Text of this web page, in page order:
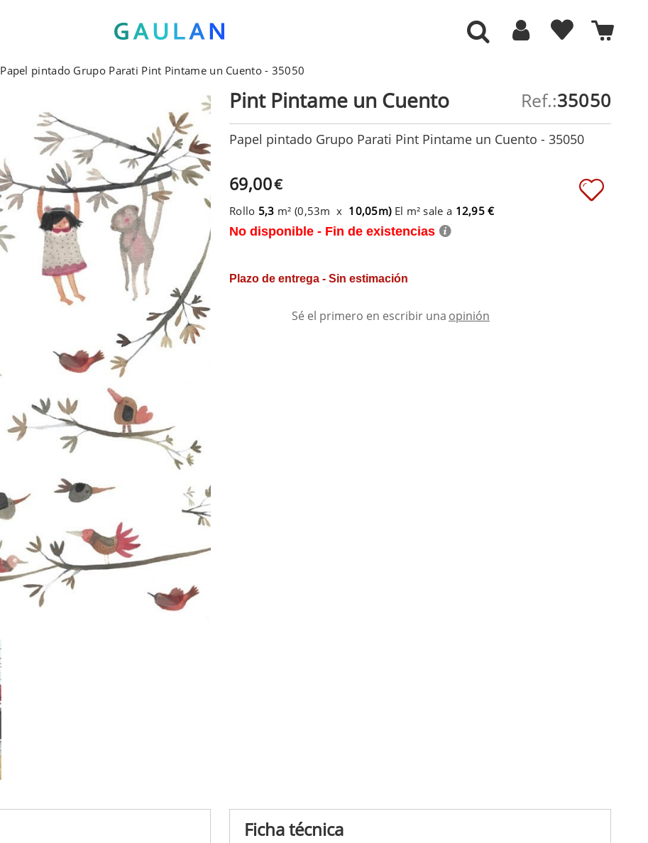
Papel pintado Grupo Parati Pint Pintame un Cuento - 35050
Pint Pintame un Cuento 35050
Ref.:
Papel pintado Grupo Parati Pint Pintame un Cuento - 35050
69,00€
Rollo 5,3 m² (0,53m x 10,05m) El m² sale a 12,95 €
No disponible - Fin de existencias
Plazo de entrega - Sin estimación
Sé el primero en escribir una opinión
Ficha técnica